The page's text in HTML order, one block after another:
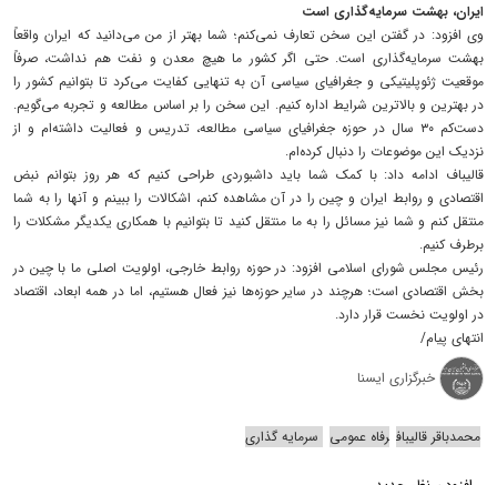
ایران، بهشت سرمایه‌گذاری است
وی افزود: در گفتن این سخن تعارف نمی‌کنم؛ شما بهتر از من می‌دانید که ایران واقعاً
بهشت سرمایه‌گذاری است. حتی اگر کشور ما هیچ معدن و نفت هم نداشت، صرفاً
موقعیت ژئوپلیتیکی و جغرافیای سیاسی آن به تنهایی کفایت می‌کرد تا بتوانیم کشور را
در بهترین و بالاترین شرایط اداره کنیم. این سخن را بر اساس مطالعه و تجربه می‌گویم.
دست‌کم ۳۰ سال در حوزه جغرافیای سیاسی مطالعه، تدریس و فعالیت داشته‌ام و از
نزدیک این موضوعات را دنبال کرده‌ام.
قالیباف ادامه داد: با کمک شما باید داشبوردی طراحی کنیم که هر روز بتوانم نبض
اقتصادی و روابط ایران و چین را در آن مشاهده کنم، اشکالات را ببینم و آنها را به شما
منتقل کنم و شما نیز مسائل را به ما منتقل کنید تا بتوانیم با همکاری یکدیگر مشکلات را
برطرف کنیم.
رئیس مجلس شورای اسلامی افزود: در حوزه روابط خارجی، اولویت اصلی ما با چین در
بخش اقتصادی است؛ هرچند در سایر حوزه‌ها نیز فعال هستیم، اما در همه ابعاد، اقتصاد
در اولویت نخست قرار دارد.
انتهای پیام/
خبرگزاری ایسنا
محمدباقر قالیباف رفاه عمومی سرمایه گذاری